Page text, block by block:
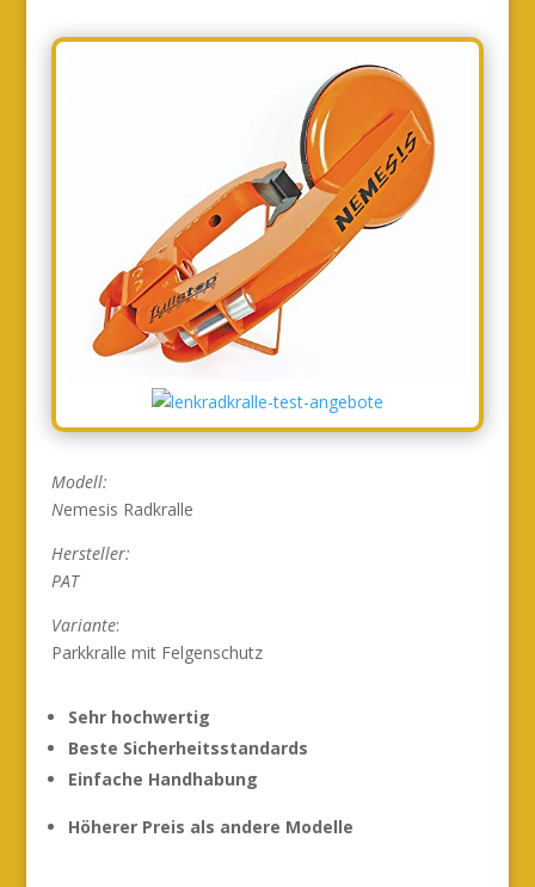
Modell:
Nemesis Radkralle
Hersteller:
PAT
Variante:
Parkkralle mit Felgenschutz
Sehr hochwertig
Beste Sicherheitsstandards
Einfache Handhabung
Höherer Preis als andere Modelle